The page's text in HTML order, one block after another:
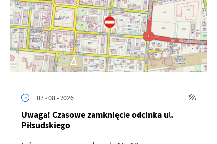
07 - 08 - 2026
Uwaga! Czasowe zamknięcie odcinka ul.
Piłsudskiego